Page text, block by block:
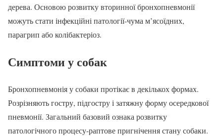
дерева. Основою розвитку вторинної бронхопневмонії
можуть стати інфекційні патології-чума м’ясоїдних,
парагрип або колібактеріоз.
Симптоми у собак
Бронхопневмонія у собаки протікає в декількох формах.
Розрізняють гостру, підгостру і затяжну форму осередкової
пневмонії. Загальний базовий ознака розвитку
патологічного процесу-раптове пригнічення стану собаки.